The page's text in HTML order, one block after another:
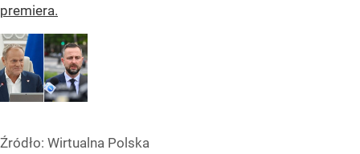
premiera.
Źródło: Wirtualna Polska